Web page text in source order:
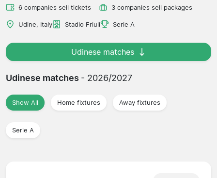
6 companies sell tickets 3 companies sell packages
Udine, Italy Stadio Friuli Serie A
Udinese matches
Udinese matches - 2026/2027
Show All Home fixtures Away fixtures
Serie A